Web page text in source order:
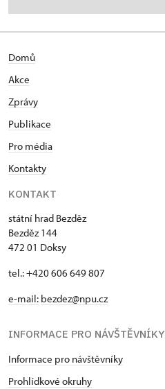
Domů
Akce
Zprávy
Publikace
Pro média
Kontakty
KONTAKT
státní hrad Bezděz
Bezděz 144
472 01 Doksy
tel.: +420 606 649 807
e-mail: bezdez@npu.cz
INFORMACE PRO NÁVŠTĚVNÍKY
Informace pro návštěvníky
Prohlídkové okruhy